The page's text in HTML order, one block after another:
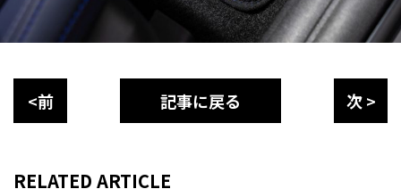
<前 記事に戻る 次 >
RELATED ARTICLE